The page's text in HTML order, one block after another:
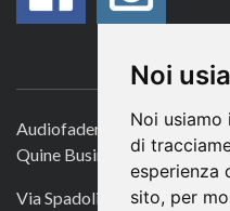
Noi
Noi
di
esperienza
sito, per
Audiofader.com
Quine Business Publisher
Via Spadolini 7